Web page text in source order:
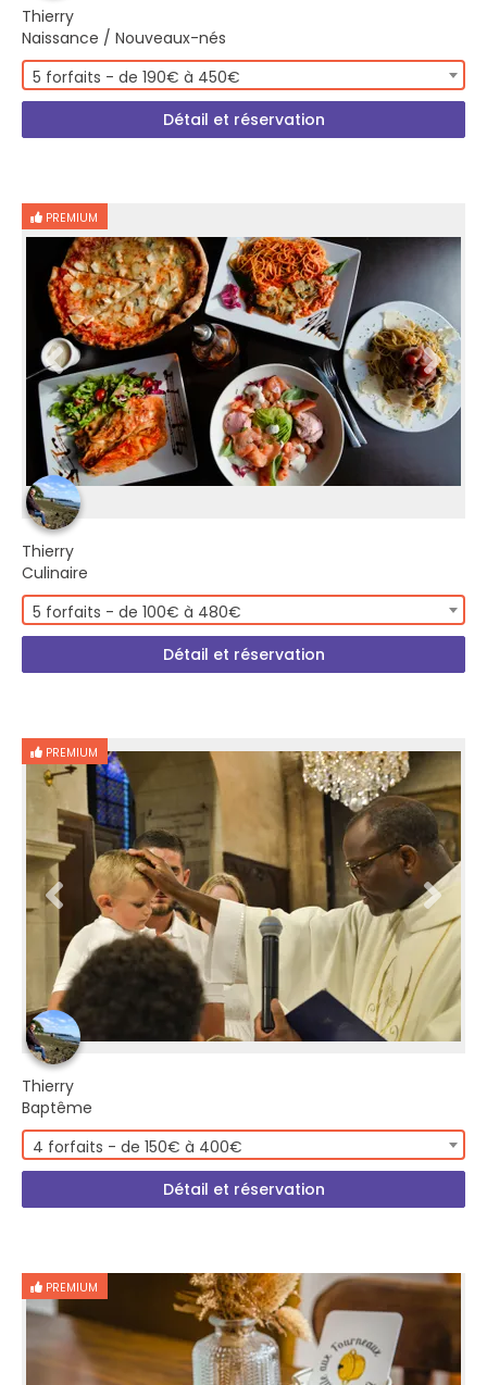
Thierry
Naissance / Nouveaux-nés
5 forfaits - de 190€ à 450€
Détail et réservation
PREMIUM
Thierry
Culinaire
5 forfaits - de 100€ à 480€
Détail et réservation
PREMIUM
Thierry
Baptême
4 forfaits - de 150€ à 400€
Détail et réservation
PREMIUM